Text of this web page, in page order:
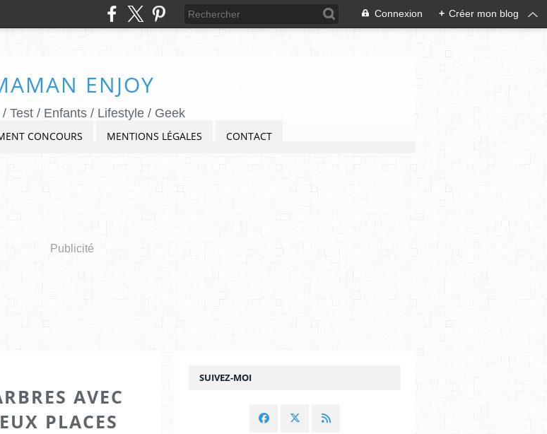
Connexion + Créer mon blog
ENJOY
Test / Enfants / Lifestyle / Geek
CONCOURS MENTIONS LÉGALES CONTACT
Publicité
AVEC
PLACES
SUIVEZ-MOI